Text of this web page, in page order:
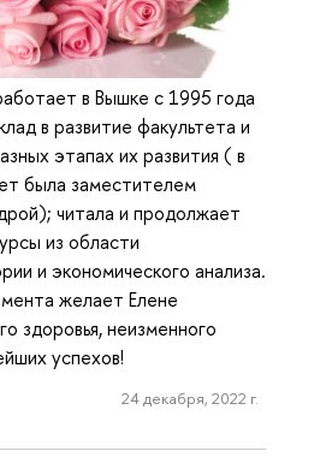
в Вышке с 1995 года
в развитие факультета и
этапах их развития ( в
была заместителем
читала и продолжает
из области
и экономического анализа.
желает Елене
здоровья, неизменного
успехов!
24 декабря, 2022 г.